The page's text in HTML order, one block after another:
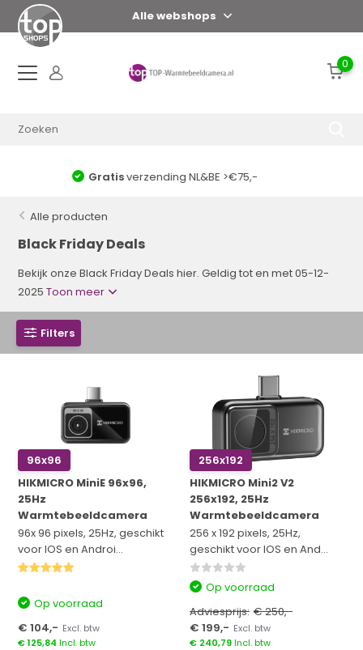
Alle webshops
0
Voor 17:00 uur = zelfde dag verzonden*
Alle producten
Black Friday Deals
Bekijk onze Black Friday Deals hier. Geldig tot en met 05-12-
2025Toon meer
Filters
96x96
HIKMICRO MiniE 96x96,
25Hz
Warmtebeeldcamera
96x 96 pixels, 25Hz, geschikt
voor IOS en Androi...
Op voorraad
€ 104,- Excl. btw
€ 125,84 Incl. btw
256x192
HIKMICRO Mini2 V2
256x192, 25Hz
Warmtebeeldcamera
256 x 192 pixels, 25Hz,
geschikt voor IOS en And...
Op voorraad
Adviesprijs: € 250,-
€ 199,- Excl. btw
€ 240,79Incl. btw